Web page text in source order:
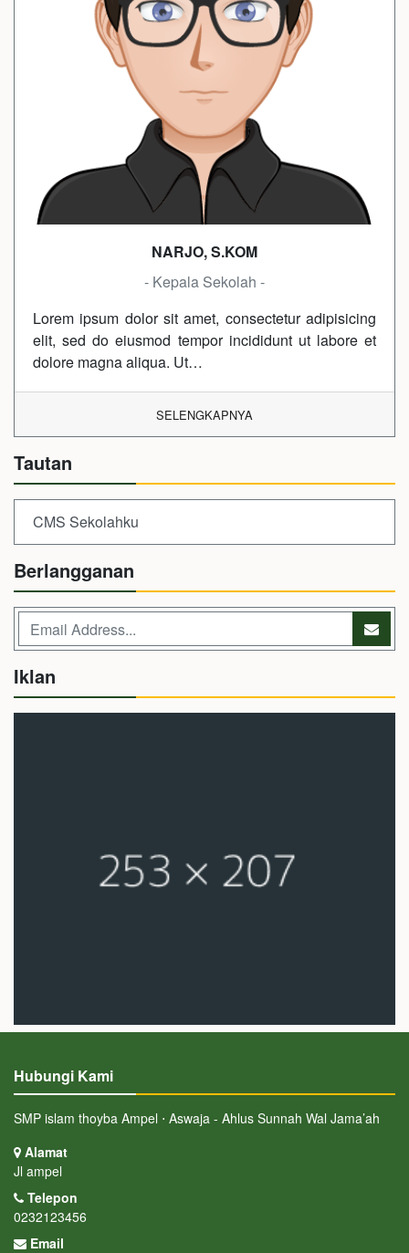
NARJO, S.KOM
- Kepala Sekolah -
Lorem ipsum dolor sit amet, consectetur adipisicing
elit, sed do eiusmod tempor incididunt ut labore et
dolore magna aliqua. Ut…
SELENGKAPNYA
Tautan
CMS Sekolahku
Berlangganan
Iklan
Hubungi Kami
SMP islam thoyba Ampel ⋅ Aswaja - Ahlus Sunnah Wal Jama’ah
Alamat
Jl ampel
Telepon
0232123456
Email